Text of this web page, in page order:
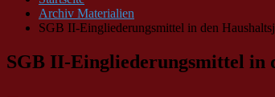
Archiv Materialien
SGB II-Eingliederungsmittel in den
SGB II-Eingliederungsmittel in